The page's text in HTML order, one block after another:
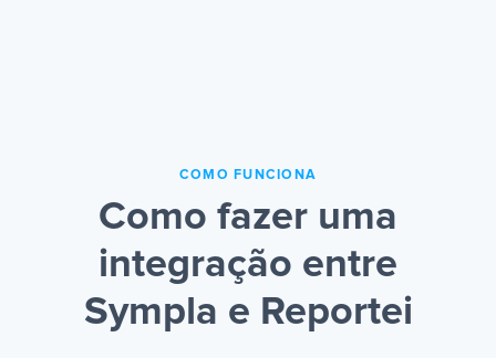
COMO FUNCIONA
Como fazer uma
integração entre
Sympla e Reportei